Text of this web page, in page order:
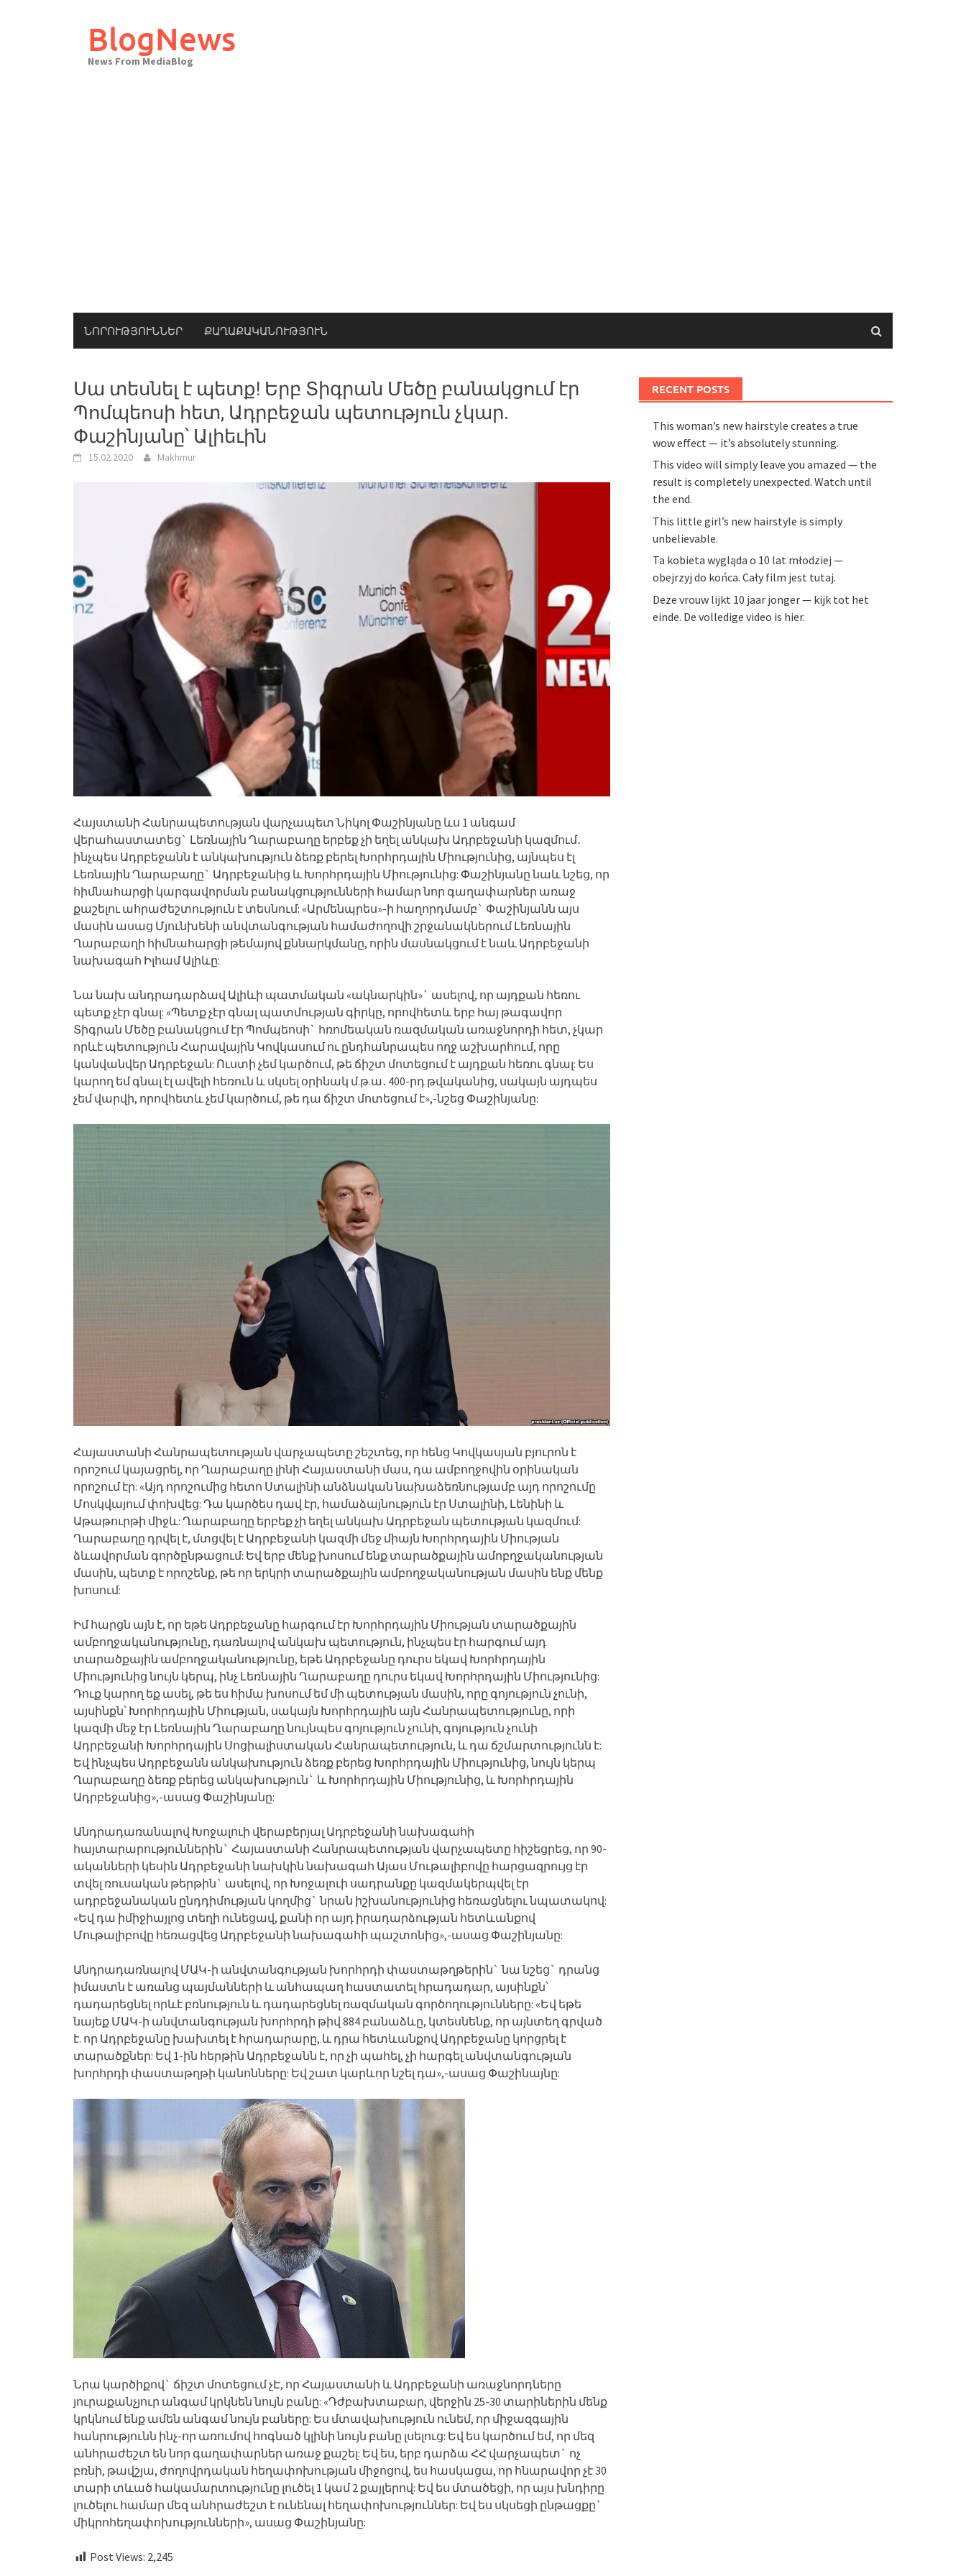
BlogNews
News From MediaBlog
ՆՈՐՈՒԹՅՈՒՆՆԵՐ ՔԱՂԱՔԱԿԱՆՈՒԹՅՈՒՆ
Սա տեսնել է պետք! Երբ Տիգրան Մեծը բանակցում էր
Պոմպեոսի հետ, Ադրբեջան պետություն չկար.
Փաշինյանը՝ Ալիեւին
15.02.2020 Makhmur
Հայստանի Հանրապետության վարչապետ Նիկոլ Փաշինյանը ևս 1 անգամ
վերահաստատեց` Լեռնային Ղարաբաղը երբեք չի եղել անկախ Ադրբեջանի կազմում․
ինչպես Ադրբեջանն է անկախություն ձեռք բերել Խորհրդային Միությունից, այնպես էլ
Լեռնային Ղարաբաղը` Ադրբեջանից և Խորհրդային Միությունից: Փաշինյանը նաև նշեց, որ
հիմնահարցի կարգավորման բանակցությունների համար նոր գաղափարներ առաջ
քաշելու ահրաժեշտություն է տեսնում: «Արմենպրես»-ի հաղորդմամբ` Փաշինյանն այս
մասին ասաց Մյունխենի անվտանգության համաժողովի շրջանակներում Լեռնային
Ղարաբաղի հիմնահարցի թեմայով քննարկմանը, որին մասնակցում է նաև Ադրբեջանի
նախագահ Իլհամ Ալիևը:
Նա նախ անդրադարձավ Ալիևի պատմական «ակնարկին»` ասելով, որ այդքան հեռու
պետք չէր գնալ: «Պետք չէր գնալ պատմության գիրկը, որովհետև երբ հայ թագավոր
Տիգրան Մեծը բանակցում էր Պոմպեոսի` հռոմեական ռազմական առաջնորդի հետ, չկար
որևէ պետություն Հարավային Կովկասում ու ընդհանրապես ողջ աշխարհում, որը
կանվանվեր Ադրբեջան: Ուստի չեմ կարծում, թե ճիշտ մոտեցում է այդքան հեռու գնալ: Ես
կարող եմ գնալ էլ ավելի հեռուն և սկսել օրինակ մ.թ.ա․ 400-րդ թվականից, սակայն այդպես
չեմ վարվի, որովհետև չեմ կարծում, թե դա ճիշտ մոտեցում է»,-նշեց Փաշինյանը:
Հայաստանի Հանրապետության վարչապետը շեշտեց, որ հենց Կովկասյան բյուրոն է
որոշում կայացրել, որ Ղարաբաղը լինի Հայաստանի մաս, դա ամբողջովին օրինական
որոշում էր: «Այդ որոշումից հետո Ստալինի անձնական նախաձեռնությամբ այդ որոշումը
Մոսկվայում փոխվեց: Դա կարծես դավ էր, համաձայնություն էր Ստալինի, Լենինի և
Աթաթուրթի միջև: Ղարաբաղը երբեք չի եղել անկախ Ադրբեջան պետության կազմում:
Ղարաբաղը դրվել է, մտցվել է Ադրբեջանի կազմի մեջ միայն Խորհրդային Միության
ձևավորման գործընթացում: Եվ երբ մենք խոսում ենք տարածքային ամոբղջականության
մասին, պետք է որոշենք, թե որ երկրի տարածքային ամբողջականության մասին ենք մենք
խոսում:
Իմ հարցն այն է, որ եթե Ադրբեջանը հարգում էր Խորհրդային Միության տարածքային
ամբողջականությունը, դառնալով անկախ պետություն, ինչպես էր հարգում այդ
տարածքային ամբողջականությունը, եթե Ադրբեջանը դուրս եկավ Խորհրդային
Միությունից նույն կերպ, ինչ Լեռնային Ղարաբաղը դուրս եկավ Խորհրդային Միությունից:
Դուք կարող եք ասել, թե ես հիմա խոսում եմ մի պետության մասին, որը գոյություն չունի,
այսինքն՝ Խորհրդային Միության, սակայն Խորհրդային այն Հանրապետությունը, որի
կազմի մեջ էր Լեռնային Ղարաբաղը նույնպես գոյություն չունի, գոյություն չունի
Ադրբեջանի Խորհրդային Սոցիալիստական Հանրապետություն, և դա ճշմարտությունն է:
Եվ ինչպես Ադրբեջանն անկախություն ձեռք բերեց Խորհրդային Միությունից, նույն կերպ
Ղարաբաղը ձեռք բերեց անկախություն` և Խորհրդային Միությունից, և Խորհրդային
Ադրբեջանից»,-ասաց Փաշինյանը:
Անդրադառանալով Խոջալուի վերաբերյալ Ադրբեջանի նախագահի
հայտարարություններին` Հայաստանի Հանրապետության վարչապետը հիշեցրեց, որ 90-
ականների կեսին Ադրբեջանի նախկին նախագահ Այաս Մութալիբովը հարցազրույց էր
տվել ռուսական թերթին` ասելով, որ Խոջալուի սադրանքը կազմակերպվել էր
ադրբեջանական ընդդիմության կողմից` նրան իշխանությունից հեռացնելու նպատակով:
«Եվ դա իմիջիայլոց տեղի ունեցավ, քանի որ այդ իրադարձության հետևանքով
Մութալիբովը հեռացվեց Ադրբեջանի նախագահի պաշտոնից»,-ասաց Փաշինյանը:
Անդրադառնալով ՄԱԿ-ի անվտանգության խորհրդի փաստաթղթերին` նա նշեց` դրանց
իմաստն է առանց պայմանների և անհապաղ հաստատել հրադադար, այսինքն՝
դադարեցնել որևէ բռնություն և դադարեցնել ռազմական գործողությունները: «Եվ եթե
նայեք ՄԱԿ-ի անվտանգության խորհրդի թիվ 884 բանաձևը, կտեսնենք, որ այնտեղ գրված
է. որ Ադրբեջանը խախտել է հրադարարը, և դրա հետևանքով Ադրբեջանը կորցրել է
տարածքներ: Եվ 1-ին հերթին Ադրբեջանն է, որ չի պահել, չի հարգել անվտանգության
խորհրդի փաստաթղթի կանոնները: Եվ շատ կարևոր նշել դա»,-ասաց Փաշինայնը:
Նրա կարծիքով` ճիշտ մոտեցում չԷ, որ Հայաստանի և Ադրբեջանի առաջնորդները
յուրաքանչյուր անգամ կրկնեն նույն բանը: «Դժբախտաբար, վերջին 25-30 տարիներին մենք
կրկնում ենք ամեն անգամ նույն բաները: Ես մտավախություն ունեմ, որ միջազգային
հանրությունն ինչ-որ առումով հոգնած կլինի նույն բանը լսելուց: Եվ ես կարծում եմ, որ մեզ
անհրաժեշտ են նոր գաղափարներ առաջ քաշել: Եվ ես, երբ դարձա ՀՀ վարչապետ` ոչ
բռնի, թավշյա, ժողովրդական հեղափոխության միջոցով, ես հասկացա, որ հնարավոր չէ 30
տարի տևած հակամարտությունը լուծել 1 կամ 2 քայլերով: Եվ ես մտածեցի, որ այս խնդիրը
լուծելու համար մեզ անհրաժեշտ է ունենալ հեղափոխություններ: Եվ ես սկսեցի ընթացքը`
միկրոհեղափոխությունների», ասաց Փաշինյանը:
Post Views: 2,245
RECENT POSTS
This woman’s new hairstyle creates a true
wow effect — it’s absolutely stunning.
This video will simply leave you amazed — the
result is completely unexpected. Watch until
the end.
This little girl’s new hairstyle is simply
unbelievable.
Ta kobieta wygląda o 10 lat młodziej —
obejrzyj do końca. Cały film jest tutaj.
Deze vrouw lijkt 10 jaar jonger — kijk tot het
einde. De volledige video is hier.